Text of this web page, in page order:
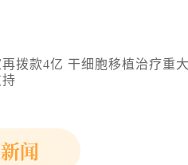
再拨款4亿 干细胞移植治疗重
闻